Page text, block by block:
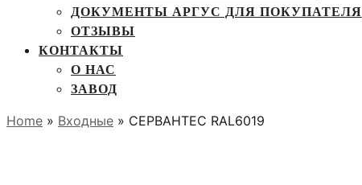
ДОКУМЕНТЫ АРГУС ДЛЯ ПОКУПАТЕЛЯ
ОТЗЫВЫ
КОНТАКТЫ
О НАС
ЗАВОД
Home » Входные » СЕРВАНТЕС RAL6019